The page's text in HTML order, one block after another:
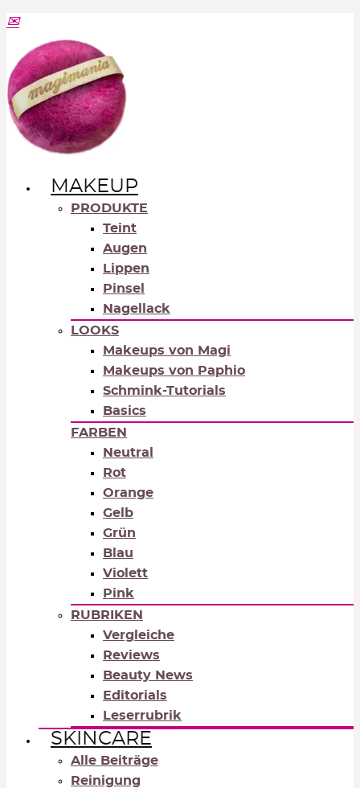
MAKEUP
PRODUKTE
Teint
Augen
Lippen
Pinsel
Nagellack
LOOKS
Makeups von Magi
Makeups von Paphio
Schmink-Tutorials
Basics
FARBEN
Neutral
Rot
Orange
Gelb
Grün
Blau
Violett
Pink
RUBRIKEN
Vergleiche
Reviews
Beauty News
Editorials
Leserrubrik
SKINCARE
Alle Beiträge
Reinigung